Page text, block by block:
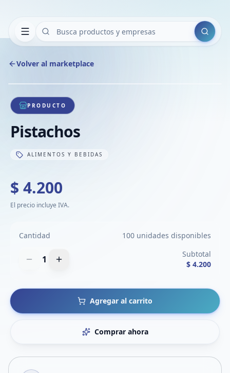
Buscar
Volver al marketplace
1/1
PRODUCTO
Pistachos
ALIMENTOS Y BEBIDAS
$ 4.200
El precio incluye IVA.
Cantidad 100 unidades disponibles
1
Subtotal
$ 4.200
Agregar al carrito
Comprar ahora